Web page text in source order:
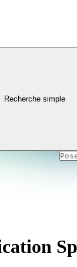
Recherche simple